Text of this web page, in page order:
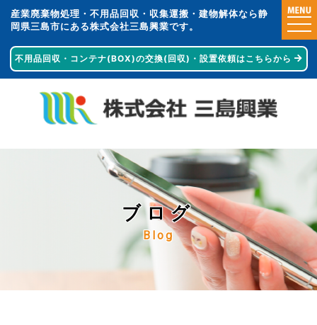
産業廃棄物処理・不用品回収・収集運搬・建物解体なら静
岡県三島市にある株式会社三島興業です。
不用品回収・コンテナ(BOX)の交換(回収)・ 設置依頼はこちらから
ブログ
Blog